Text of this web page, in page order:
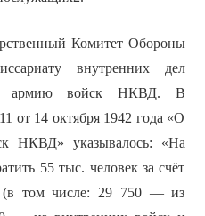
Комитет Обороны
внутренних дел
армию войск НКВД. В
от 14 октября 1942 года «О
НКВД» указывалось: «На
55 тыс. человек за счёт
(в том числе: 29 750 — из